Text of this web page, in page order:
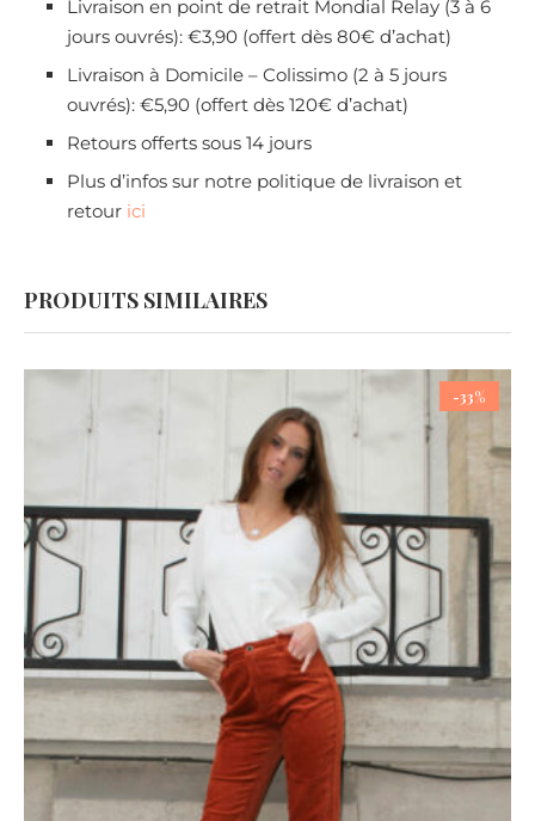
Livraison en point de retrait Mondial Relay (3 à 6
jours ouvrés): €3,90 (offert dès 80€ d’achat)
Livraison à Domicile – Colissimo (2 à 5 jours
ouvrés): €5,90 (offert dès 120€ d’achat)
Retours offerts sous 14 jours
Plus d’infos sur notre politique de livraison et
retour ici
PRODUITS SIMILAIRES
-33%